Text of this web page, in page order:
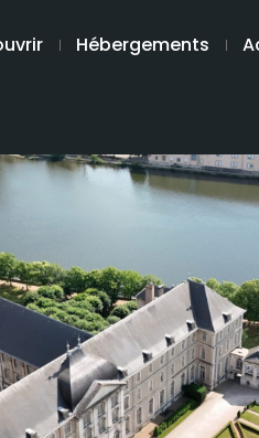
Hébergements